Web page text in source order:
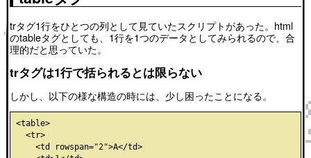
trタグ1行をひとつの列として見ていたスクリプトがあった。html
のtableタグとしても、1行を1つのデータとしてみられるので、合
理的だと思っていた。
trタグは1行で括られるとは限らない
しかし、以下の様な構造の時には、少し困ったことになる。
<table>